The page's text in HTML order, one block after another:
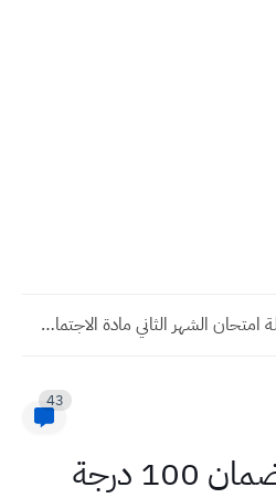
أسئلة اللغة العربية الفرع العلمي الدور الثالث التكميلي 2023
43
اوراق مرشحات ضمان 100 درجة